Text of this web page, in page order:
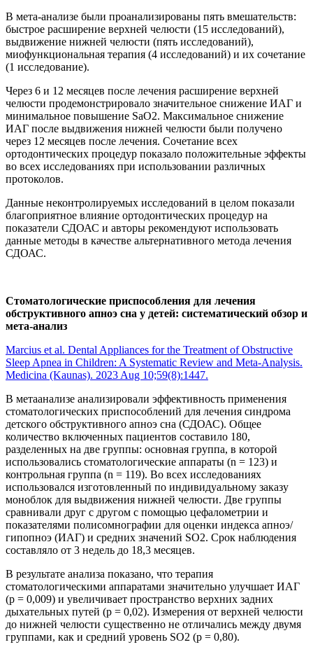
В мета-анализе были проанализированы пять вмешательств:
быстрое расширение верхней челюсти (15 исследований),
выдвижение нижней челюсти (пять исследований),
миофункциональная терапия (4 исследований) и их сочетание
(1 исследование).
Через 6 и 12 месяцев после лечения расширение верхней
челюсти продемонстрировало значительное снижение ИАГ и
минимальное повышение SaO2. Максимальное снижение
ИАГ после выдвижения нижней челюсти были получено
через 12 месяцев после лечения. Сочетание всех
ортодонтических процедур показало положительные эффекты
во всех исследованиях при использовании различных
протоколов.
Данные неконтролируемых исследований в целом показали
благоприятное влияние ортодонтических процедур на
показатели СДОАС и авторы рекомендуют использовать
данные методы в качестве альтернативного метода лечения
СДОАС.
Стоматологические приспособления для лечения
обструктивного апноэ сна у детей: систематический обзор и
мета-анализ
Marcius et al. Dental Appliances for the Treatment of Obstructive
Sleep Apnea in Children: A Systematic Review and Meta-Analysis.
Medicina (Kaunas). 2023 Aug 10;59(8):1447.
В метаанализе анализировали эффективность применения
стоматологических приспособлений для лечения синдрома
детского обструктивного апноэ сна (СДОАС). Общее
количество включенных пациентов составило 180,
разделенных на две группы: основная группа, в которой
использовались стоматологические аппараты (n = 123) и
контрольная группа (n = 119). Во всех исследованиях
использовался изготовленный по индивидуальному заказу
моноблок для выдвижения нижней челюсти. Две группы
сравнивали друг с другом с помощью цефалометрии и
показателями полисомнографии для оценки индекса апноэ/
гипопноэ (ИАГ) и средних значений SO2. Срок наблюдения
составляло от 3 недель до 18,3 месяцев.
В результате анализа показано, что терапия
стоматологическими аппаратами значительно улучшает ИАГ
(р = 0,009) и увеличивает пространство верхних задних
дыхательных путей (р = 0,02). Измерения от верхней челюсти
до нижней челюсти существенно не отличались между двумя
группами, как и средний уровень SO2 (p = 0,80).